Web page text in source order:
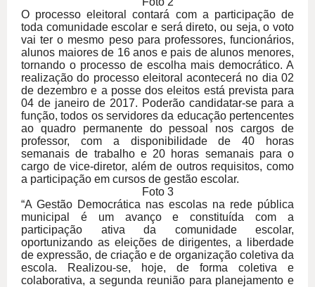
O processo eleitoral contará com a participação de
toda comunidade escolar e será direto, ou seja, o voto
vai ter o mesmo peso para professores, funcionários,
alunos maiores de 16 anos e pais de alunos menores,
tornando o processo de escolha mais democrático. A
realização do processo eleitoral acontecerá no dia 02
de dezembro e a posse dos eleitos está prevista para
04 de janeiro de 2017. Poderão candidatar-se para a
função, todos os servidores da educação pertencentes
ao quadro permanente do pessoal nos cargos de
professor, com a disponibilidade de 40 horas
semanais de trabalho e 20 horas semanais para o
cargo de vice-diretor, além de outros requisitos, como
a participação em cursos de gestão escolar.
Foto 3
“A Gestão Democrática nas escolas na rede pública
municipal é um avanço e constituída com a
participação ativa da comunidade escolar,
oportunizando as eleições de dirigentes, a liberdade
de expressão, de criação e de organização coletiva da
escola. Realizou-se, hoje, de forma coletiva e
colaborativa, a segunda reunião para planejamento e